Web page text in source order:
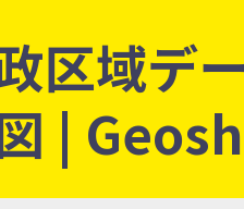
区域デ
|